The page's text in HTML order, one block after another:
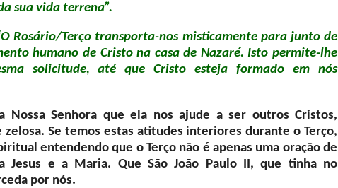
sua vida terrena”.
Rosário/Terço transporta-nos misticamente para junto de
humano de Cristo na casa de Nazaré. Isto permite-lhe
solicitude, até que Cristo esteja formado em nós
Nossa Senhora que ela nos ajude a ser outros Cristos,
zelosa. Se temos estas atitudes interiores durante o Terço,
entendendo que o Terço não é apenas uma oração de
Jesus e a Maria. Que São João Paulo II, que tinha no
interceda por nós.